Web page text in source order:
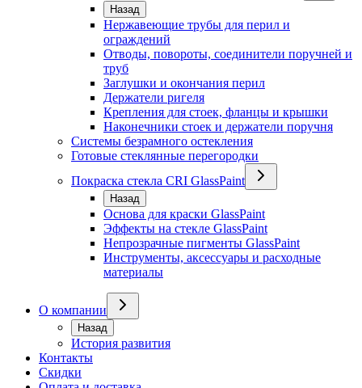
Назад
Нержавеющие трубы для перил и
ограждений
Отводы, повороты, соединители поручней и
труб
Заглушки и окончания перил
Держатели ригеля
Крепления для стоек, фланцы и крышки
Наконечники стоек и держатели поручня
Системы безрамного остекления
Готовые стеклянные перегородки
Покраска стекла CRI GlassPaint
Назад
Основа для краски GlassPaint
Эффекты на стекле GlassPaint
Непрозрачные пигменты GlassPaint
Инструменты, аксессуары и расходные
материалы
О компании
Назад
История развития
Контакты
Скидки